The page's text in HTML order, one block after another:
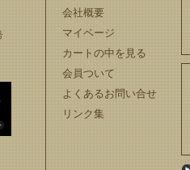
会社概要
マイページ
カートの中を見る
会員ついて
よくあるお問い合せ
リンク集